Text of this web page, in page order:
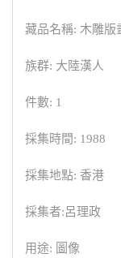
藏品名稱: 木雕版
族群: 大陸漢人
件數: 1
採集時間: 1988
採集地點: 香港
採集者:呂理政
用途: 圖像